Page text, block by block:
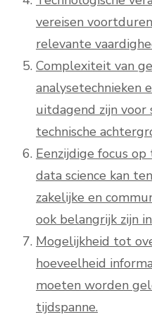
vereisen
relevante
Complexiteit van
analysetechnieken
uitdagend zijn
technische
Eenzijdige focus op
data science kan
zakelijke en
ook belangrijk zijn
Mogelijkheid tot
hoeveelheid
moeten worden
tijdspanne.